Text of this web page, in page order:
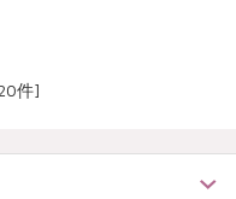
件]